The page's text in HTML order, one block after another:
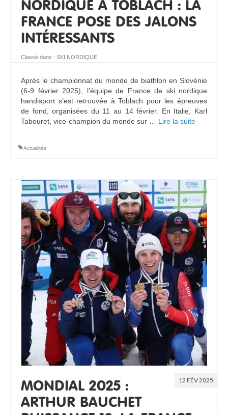
NORDIQUE À TOBLACH : LA
FRANCE POSE DES JALONS
INTÉRESSANTS
Classé dans : SKI NORDIQUE
Après le championnat du monde de biathlon en Slovénie
(6-9 février 2025), l’équipe de France de ski nordique
handisport s’est retrouvée à Toblach pour les épreuves
de fond, organisées du 11 au 14 février. En Italie, Karl
Tabouret, vice-champion du monde sur … Lire la suite­­
Actualités
12 FÉV 2025
MONDIAL 2025 :
ARTHUR BAUCHET